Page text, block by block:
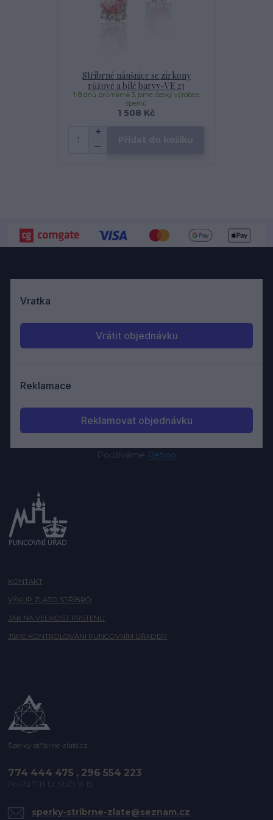
Stříbrné náušnice se zirkony
růžové a bílé barvy-VE 23
1 508 Kč
1-8 dnů průměrně 3, jsme český výrobce
šperků
Používáme Retino
KONTAKT
VÝKUP ZLATO STŘÍBRO
JAK NA VELIKOST PRSTENU
JSME KONTROLOVÁNI PUNCOVNÍM ÚŘADEM
Šperky-stříbrné-zlaté.cz
774 444 475 , 296 554 223
Po,Pá 7-13 Út,St,Čt 9-15
sperky-stribrne-zlate@seznam.cz